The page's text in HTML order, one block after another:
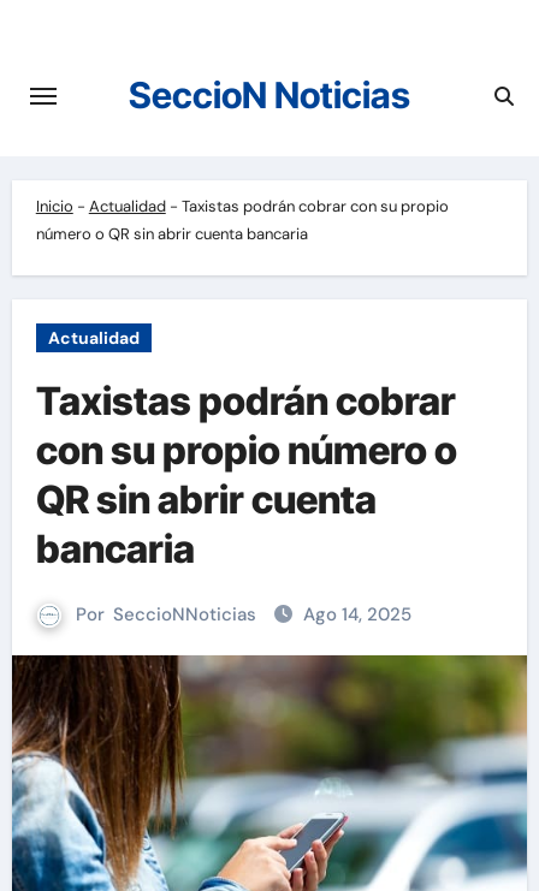
contenido
SeccioN Noticias
Inicio - Actualidad- Taxistas podrán cobrar con su propio
número o QR sin abrir cuenta bancaria
Actualidad
Taxistas podrán cobrar
con su propio número o
QR sin abrir cuenta
bancaria
Por SeccioNNoticias Ago 14, 2025